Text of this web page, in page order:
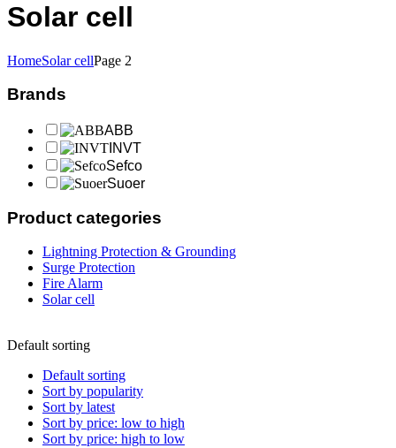
Solar cell
HomeSolar cellPage 2
Brands
ABB
INVT
Sefco
Suoer
Product categories
Lightning Protection & Grounding
Surge Protection
Fire Alarm
Solar cell
Default sorting
Default sorting
Sort by popularity
Sort by latest
Sort by price: low to high
Sort by price: high to low